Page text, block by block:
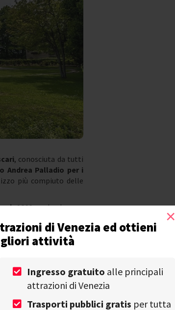
di Venezia ed ottieni
attività
Ingresso gratuito alle principali
attrazioni di Venezia
Trasporti pubblici gratis per tutta
×
, conosciuta da tutti
Andrea Palladio per i
più compiuto delle
al 1800e che ha per
Serenissima i Foscari
Venezia a causa della
cadde in depressione.
nessuno, ma dopo la
nelle notti di luna
pallida con i capelli